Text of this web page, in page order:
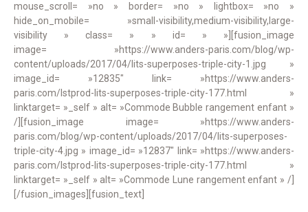
mouse_scroll= »no » border= »no » lightbox= »no »
hide_on_mobile= »small-visibility,medium-visibility,large-
visibility » class= » » id= » »][fusion_image
image= »https://www.anders-paris.com/blog/wp-
content/uploads/2017/04/lits-superposes-triple-city-1.jpg »
image_id= »12835″ link= »https://www.anders-
paris.com/lstprod-lits-superposes-triple-city-177.html »
linktarget= »_self » alt= »Commode Bubble rangement enfant »
/][fusion_image image= »https://www.anders-
paris.com/blog/wp-content/uploads/2017/04/lits-superposes-
triple-city-4.jpg » image_id= »12837″ link= »https://www.anders-
paris.com/lstprod-lits-superposes-triple-city-177.html »
linktarget= »_self » alt= »Commode Lune rangement enfant » /]
[/fusion_images][fusion_text]